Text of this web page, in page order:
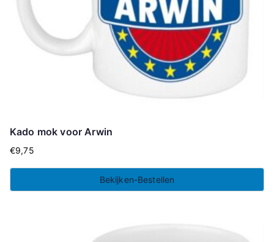
Kado mok voor Arwin
€9,75
Bekijken-Bestellen